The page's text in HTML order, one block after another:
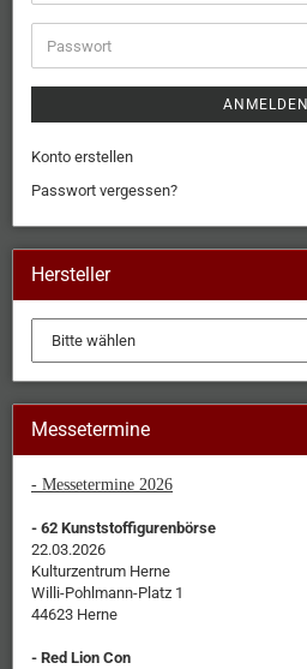
ANMELDEN
Konto erstellen
Passwort vergessen?
Hersteller
Messetermine
- Messetermine 2026
- 62 Kunststoffigurenbörse
22.03.2026
Kulturzentrum Herne
Willi-Pohlmann-Platz 1
44623 Herne
- Red Lion Con